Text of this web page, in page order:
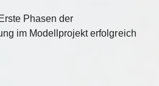
Phasen der
im Modellprojekt erfolgreich